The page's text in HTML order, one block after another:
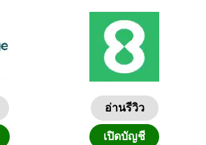
อ่านรีวิว
เปิดบัญชี